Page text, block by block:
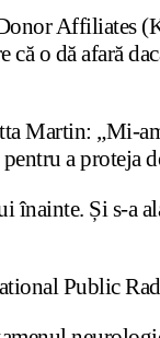
Affiliates
o dă afară
Martin: „Mi-
a proteja
înainte. Și s-a
Public